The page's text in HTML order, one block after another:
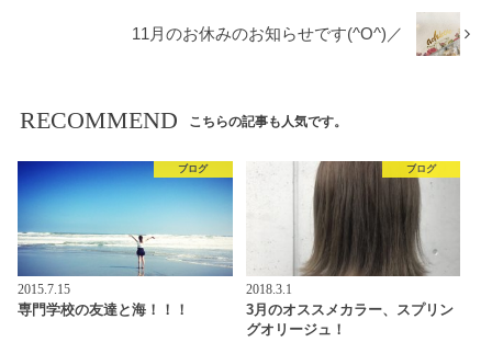
11月のお休みのお知らせです(^O^)／
RECOMMEND こちらの記事も人気です。
ブログ
2015.7.15
専門学校の友達と海！！！
ブログ
2018.3.1
3月のオススメカラー、スプリン
グオリージュ！